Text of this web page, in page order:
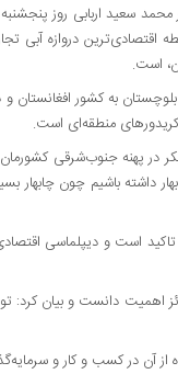
سعید اربابی روز
اقتصادی‌ترین دروازه
است.
به کشور افغانستان و
منطقه‌ای است.
بکر در پهنه جنوب‌شرقی
داشته باشیم چون
است و دیپلماسی اقتصادی
اهمیت دانست و بیان کرد:
آن در کسب و کار و